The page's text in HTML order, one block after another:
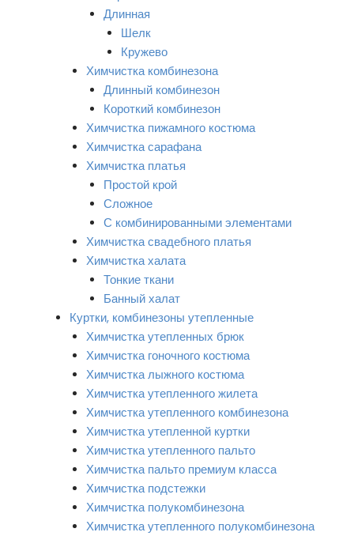
Длинная
Шелк
Кружево
Химчистка комбинезона
Длинный комбинезон
Короткий комбинезон
Химчистка пижамного костюма
Химчистка сарафана
Химчистка платья
Простой крой
Сложное
С комбинированными элементами
Химчистка свадебного платья
Химчистка халата
Тонкие ткани
Банный халат
Куртки, комбинезоны утепленные
Химчистка утепленных брюк
Химчистка гоночного костюма
Химчистка лыжного костюма
Химчистка утепленного жилета
Химчистка утепленного комбинезона
Химчистка утепленной куртки
Химчистка утепленного пальто
Химчистка пальто премиум класса
Химчистка подстежки
Химчистка полукомбинезона
Химчистка утепленного полукомбинезона